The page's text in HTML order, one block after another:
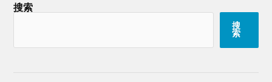
搜索
搜
索